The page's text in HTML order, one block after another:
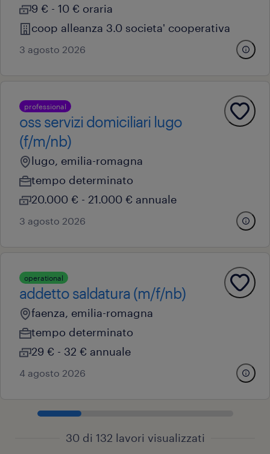
9 € - 10 € oraria
coop alleanza 3.0 societa' cooperativa
3 agosto 2026
professional
oss servizi domiciliari lugo
(f/m/nb)
lugo, emilia-romagna
tempo determinato
20.000 € - 21.000 € annuale
3 agosto 2026
operational
addetto saldatura (m/f/nb)
faenza, emilia-romagna
tempo determinato
29 € - 32 € annuale
4 agosto 2026
30 di 132 lavori visualizzati